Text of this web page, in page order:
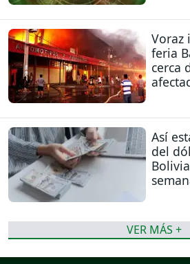
Voraz
feria
cerca
Así
del
VER MÁS +